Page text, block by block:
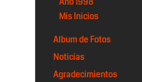
Mis Inicios
Album de Fotos
Noticias
Agradecimientos